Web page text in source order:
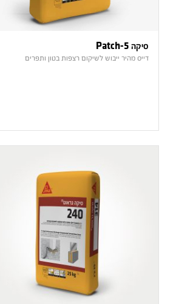
סיקה Patch-5
דייס מהיר ייבוש לשיקום רצפות בטון ותפרים